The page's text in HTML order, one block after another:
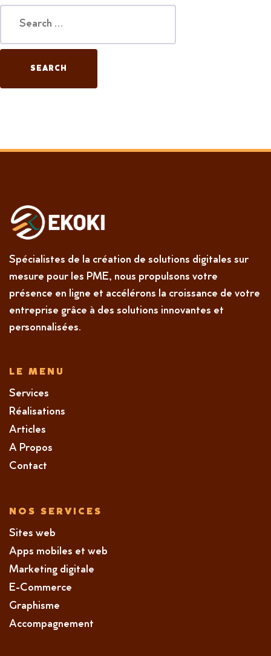
Spécialistes de la création de solutions digitales sur
mesure pour les PME, nous propulsons votre
présence en ligne et accélérons la croissance de votre
entreprise grâce à des solutions innovantes et
personnalisées.
LE MENU
Services
Réalisations
Articles
A Propos
Contact
NOS SERVICES
Sites web
Apps mobiles et web
Marketing digitale
E-Commerce
Graphisme
Accompagnement